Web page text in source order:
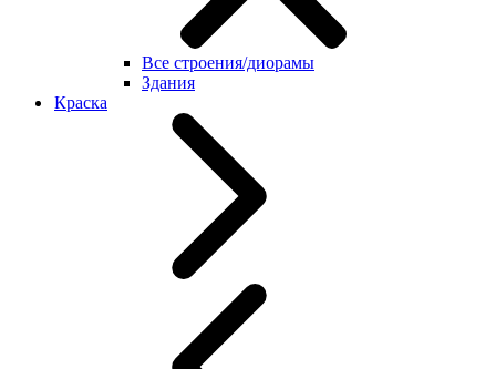
Все строения/диорамы
Здания
Краска